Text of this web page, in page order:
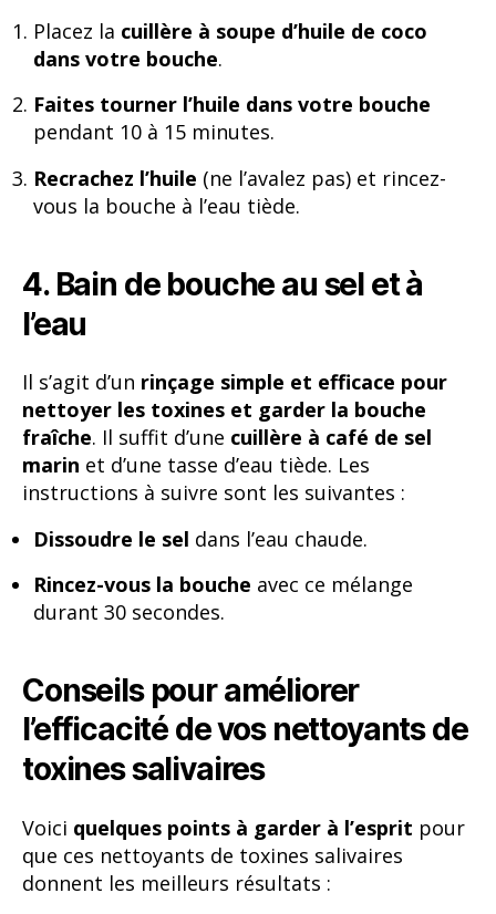
Placez la cuillère à soupe d’huile de coco
dans votre bouche.
Faites tourner l’huile dans votre bouche
pendant 10 à 15 minutes.
Recrachez l’huile (ne l’avalez pas) et rincez-
vous la bouche à l’eau tiède.
4. Bain de bouche au sel et à
l’eau
Il s’agit d’un rinçage simple et efficace pour
nettoyer les toxines et garder la bouche
fraîche. Il suffit d’une cuillère à café de sel
marin et d’une tasse d’eau tiède. Les
instructions à suivre sont les suivantes :
Dissoudre le sel dans l’eau chaude.
Rincez-vous la bouche avec ce mélange
durant 30 secondes.
Conseils pour améliorer
l’efficacité de vos nettoyants de
toxines salivaires
Voici quelques points à garder à l’esprit pour
que ces nettoyants de toxines salivaires
donnent les meilleurs résultats :